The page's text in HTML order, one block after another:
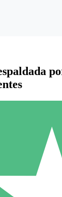
de
con créditos de